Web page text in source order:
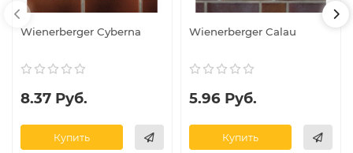
Wienerberger Cyberna
8.37 Руб.
Купить
Wienerberger Calau
5.96 Руб.
Купить